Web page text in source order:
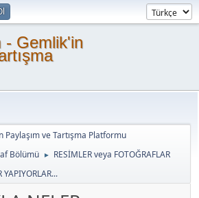
- Gemlik'in
ve Tartışma Platformu
Bölümü ► RESİMLER veya FOTOĞRAFLAR